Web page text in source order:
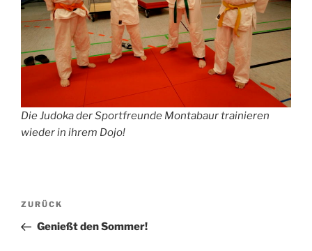
Die Judoka der Sportfreunde Montabaur trainieren
wieder in ihrem Dojo!
Beitragsnavigation
Vorheriger
Beitrag
ZURÜCK
Genießt den Sommer!